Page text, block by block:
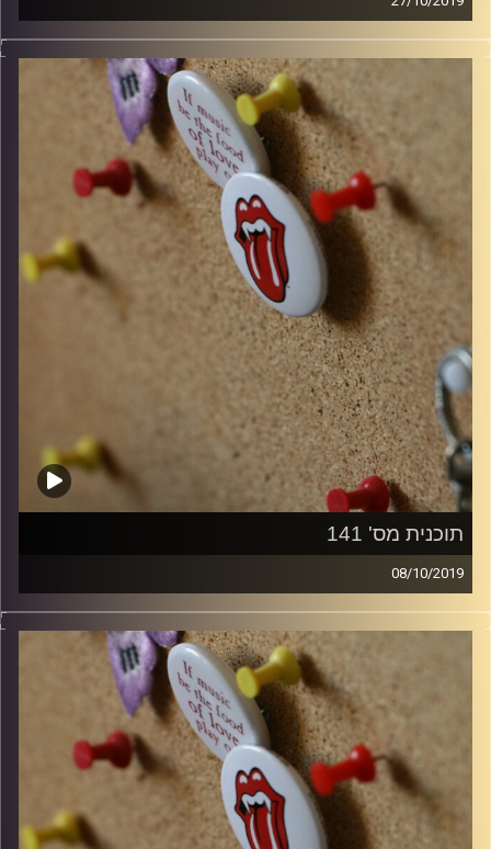
קלאסיקות רוק עם אורן הוף.
włodi
תוכנית מס' 141
08/10/2019
קלאסיקות רוק עם אורן הוף.
włodi